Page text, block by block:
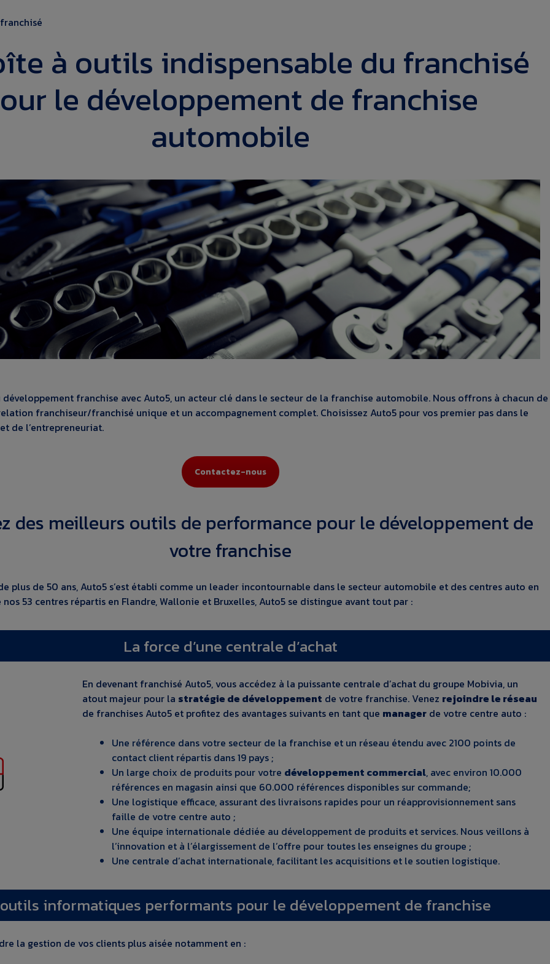
à outils indispensable du franchisé
le développement de franchise
automobile
franchise avec Auto5, un acteur clé dans le secteur de la franchise automobile. Nous offrons à chacun de
franchiseur/franchisé unique et un accompagnement complet. Choisissez Auto5 pour vos premier pas dans le
de l’entrepreneuriat.
Contactez-nous
des meilleurs outils de performance pour le développement de
votre franchise
plus de 50 ans, Auto5 s’est établi comme un leader incontournable dans le secteur automobile et des centres auto en
nos 53 centres répartis en Flandre, Wallonie et Bruxelles, Auto5 se distingue avant tout par :
La force d’une centrale d’achat
En devenant franchisé Auto5, vous accédez à la puissante centrale d’achat du groupe Mobivia, un
atout majeur pour la stratégie de développement de votre franchise. Venez rejoindre le réseau
de franchises Auto5 et profitez des avantages suivants en tant que manager de votre centre auto :
Une référence dans votre secteur de la franchise et un réseau étendu avec 2100 points de
contact client répartis dans 19 pays ;
Un large choix de produits pour votre développement commercial, avec environ 10.000
références en magasin ainsi que 60.000 références disponibles sur commande;
Une logistique efficace, assurant des livraisons rapides pour un réapprovisionnement sans
faille de votre centre auto ;
Une équipe internationale dédiée au développement de produits et services. Nous veillons à
l’innovation et à l’élargissement de l’offre pour toutes les enseignes du groupe ;
Une centrale d’achat internationale, facilitant les acquisitions et le soutien logistique.
informatiques performants pour le développement de franchise
la gestion de vos clients plus aisée notamment en :